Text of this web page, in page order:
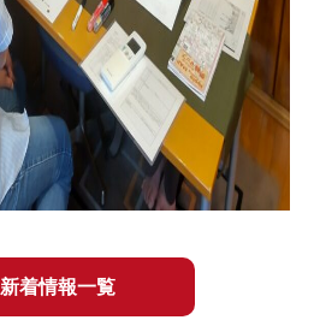
新着情報一覧